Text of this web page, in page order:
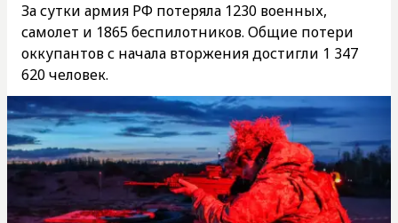
За сутки армия РФ потеряла 1230 военных,
самолет и 1865 беспилотников. Общие потери
оккупантов с начала вторжения достигли 1 347
620 человек.